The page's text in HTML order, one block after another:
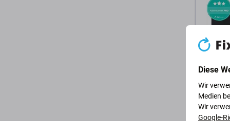
Lenovo
Gen)
Diese
Wir
Medien
Wir
Google-